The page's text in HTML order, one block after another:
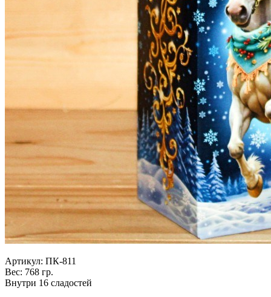
Артикул: ПК-811
Вес: 768 гр.
Внутри 16 сладостей